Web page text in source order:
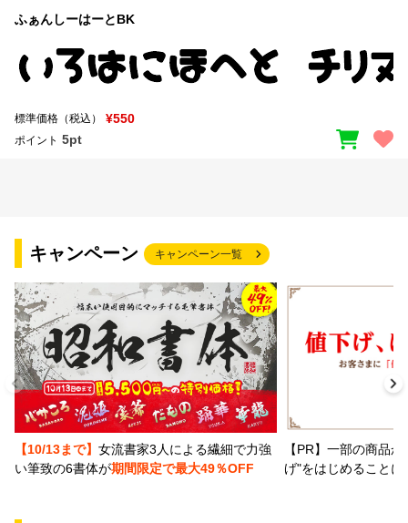
ふぁんしーはーとBK
標準価格（税込） ¥550
ポイント 5pt
キャンペーン キャンペーン一覧
【10/13まで】 女流書家3人による繊細で力強
い筆致の6書体が期間限定で最大49％OFF
【PR】一部の商品
げ"をはじめること